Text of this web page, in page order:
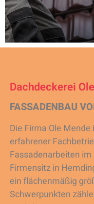
Dachdeckerei
FASSADENBAU
Die Firma Ole
erfahrener
Fassadenarbeiten
Firmensitz in
ein flächenmäßig
Schwerpunkten